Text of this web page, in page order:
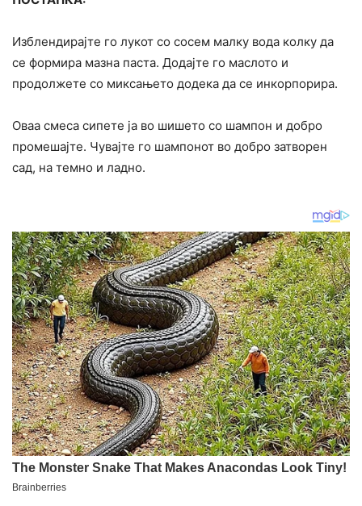
Изблендирајте го лукот со сосем малку вода колку да
се формира мазна паста. Додајте го маслото и
продолжете со миксањето додека да се инкорпорира.
Оваа смеса сипете ја во шишето со шампон и добро
промешајте. Чувајте го шампонот во добро затворен
сад, на темно и ладно.